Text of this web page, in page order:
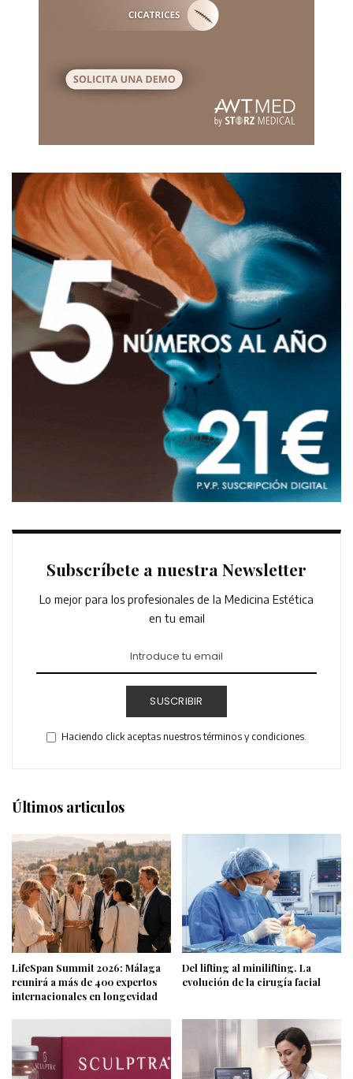
Subscríbete a nuestra Newsletter
Lo mejor para los profesionales de la Medicina Estética
en tu email
SUSCRIBIR
Haciendo click aceptas nuestros términos y condiciones.
Últimos articulos
LifeSpan Summit 2026: Málaga
reunirá a más de 400 expertos
internacionales en longevidad
Del lifting al minilifting. La
evolución de la cirugía facial